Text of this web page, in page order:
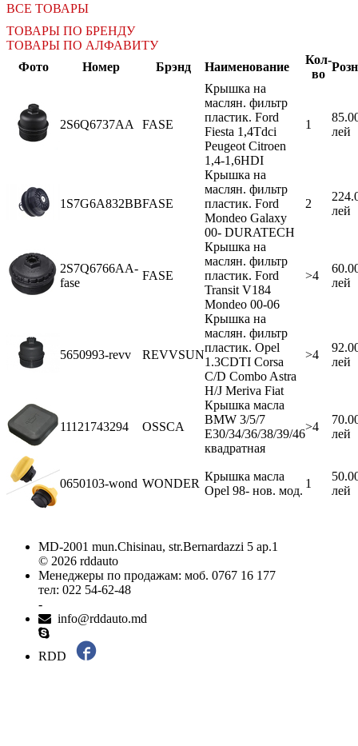
ВСЕ ТОВАРЫ
ТОВАРЫ ПО БРЕНДУ
ТОВАРЫ ПО АЛФАВИТУ
Фото
Номер Брэнд Наименование
Кол-
во
2S6Q6737AA FASE
Крышка на
маслян. фильтр
пластик. Ford
Fiesta 1,4Tdci
Peugeot Citroen
1,4-1,6HDI
1
лей
1S7G6A832BBFASE
Крышка на
маслян. фильтр
пластик. Ford
Mondeo Galaxy
00- DURATECH
2
лей
2S7Q6766AA-
fase
FASE
Крышка на
маслян. фильтр
пластик. Ford
Transit V184
Mondeo 00-06
>4
лей
5650993-revv REVVSUN
Крышка на
маслян. фильтр
пластик. Opel
1.3CDTI Corsa
C/D Combo Astra
H/J Meriva Fiat
>4
лей
11121743294 OSSCA
Крышка масла
BMW 3/5/7
E30/34/36/38/39/46
квадратная
>4
лей
0650103-wond WONDER
Крышка масла
Opel 98- нов. мод.
1
лей
MD-2001 mun.Chisinau, str.Bernardazzi 5 ap.1
© 2026 rddauto
Менеджеры по продажам: моб. 0767 16 177
тел: 022 54-62-48
-
info@rddauto.md
RDD